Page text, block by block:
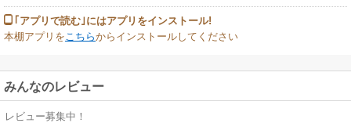
・個人事業主:すでに商売(リアルビジネス)をしており、ネットにも販路
を伸ばしたいと考えている事業者
｢アプリで読む｣にはアプリをインストール!
本棚アプリを こちらからインストールしてください
みんなのレビュー
レビュー募集中！